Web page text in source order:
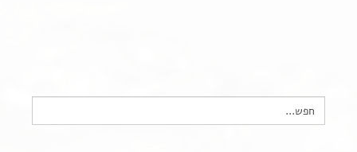
Search
for: